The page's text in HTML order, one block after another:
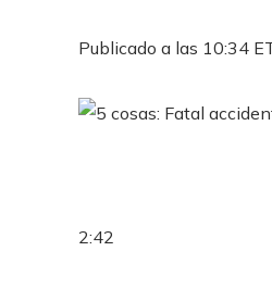
Publicado a las 10:34
2:42